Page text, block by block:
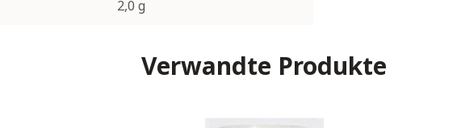
2,0 g
Verwandte Produkte